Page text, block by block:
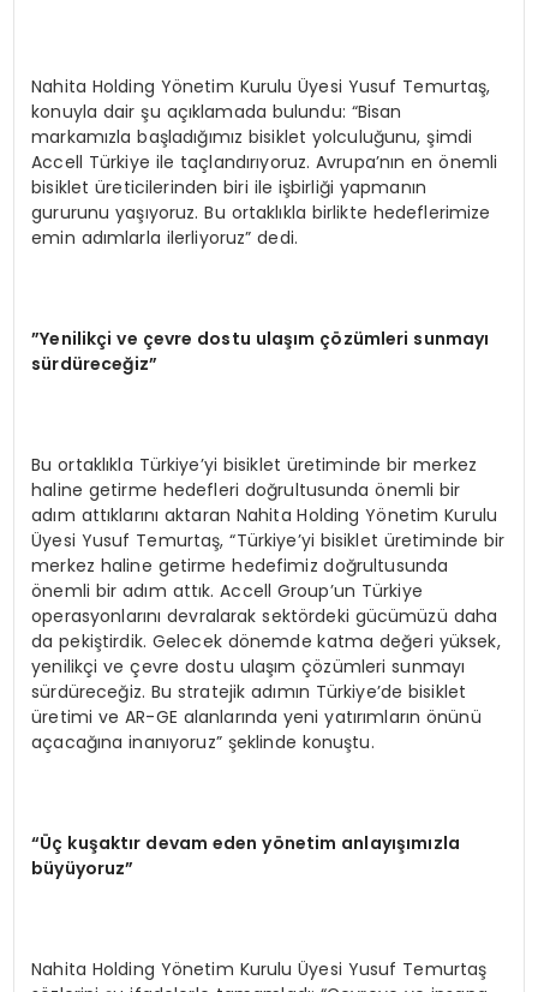
Nahita Holding Yönetim Kurulu Üyesi Yusuf Temurtaş,
konuyla dair şu açıklamada bulundu: “Bisan
markamızla başladığımız bisiklet yolculuğunu, şimdi
Accell Türkiye ile taçlandırıyoruz. Avrupa’nın en önemli
bisiklet üreticilerinden biri ile işbirliği yapmanın
gururunu yaşıyoruz. Bu ortaklıkla birlikte hedeflerimize
emin adımlarla ilerliyoruz” dedi.
”Yenilikçi ve çevre dostu ulaşım çözümleri sunmayı
sürdüreceğiz”
Bu ortaklıkla Türkiye’yi bisiklet üretiminde bir merkez
haline getirme hedefleri doğrultusunda önemli bir
adım attıklarını aktaran Nahita Holding Yönetim Kurulu
Üyesi Yusuf Temurtaş, “Türkiye’yi bisiklet üretiminde bir
merkez haline getirme hedefimiz doğrultusunda
önemli bir adım attık. Accell Group’un Türkiye
operasyonlarını devralarak sektördeki gücümüzü daha
da pekiştirdik. Gelecek dönemde katma değeri yüksek,
yenilikçi ve çevre dostu ulaşım çözümleri sunmayı
sürdüreceğiz. Bu stratejik adımın Türkiye’de bisiklet
üretimi ve AR-GE alanlarında yeni yatırımların önünü
açacağına inanıyoruz” şeklinde konuştu.
“Üç kuşaktır devam eden yönetim anlayışımızla
büyüyoruz”
Nahita Holding Yönetim Kurulu Üyesi Yusuf Temurtaş